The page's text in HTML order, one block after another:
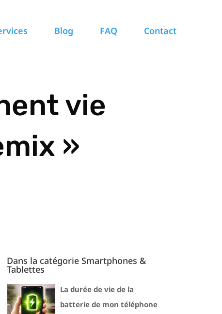
Blog FAQ Contact
vie
»
Dans la catégorie Smartphones &
Tablettes
La durée de vie de la
batterie de mon téléphone